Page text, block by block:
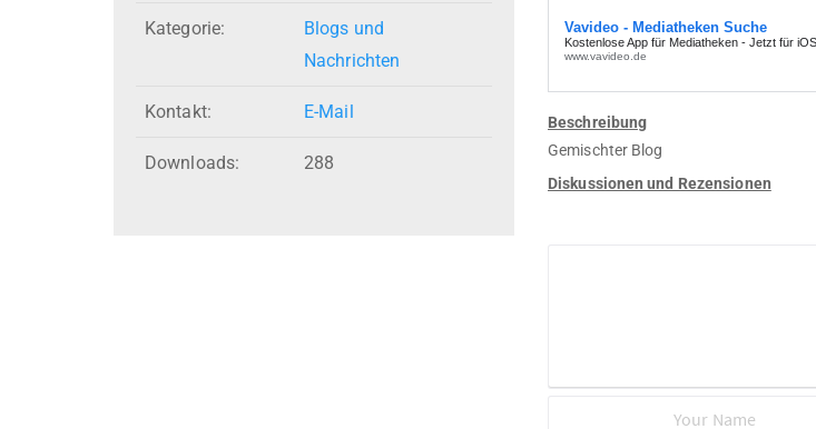
Kategorie:
Blogs und
Nachrichten
Kontakt: E-Mail
Downloads: 288
Beschreibung
Gemischter Blog
Diskussionen und Rezensionen